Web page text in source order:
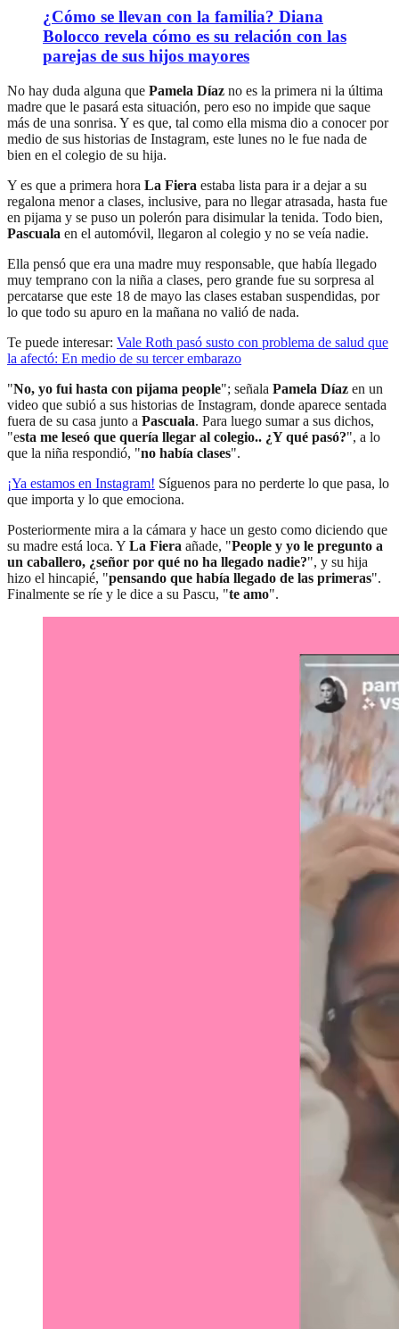
¿Cómo se llevan con la familia? Diana
Bolocco revela cómo es su relación con las
parejas de sus hijos mayores
No hay duda alguna que Pamela Díaz no es la primera ni la última
madre que le pasará esta situación, pero eso no impide que saque
más de una sonrisa. Y es que, tal como ella misma dio a conocer por
medio de sus historias de Instagram, este lunes no le fue nada de
bien en el colegio de su hija.
Y es que a primera hora La Fiera estaba lista para ir a dejar a su
regalona menor a clases, inclusive, para no llegar atrasada, hasta fue
en pijama y se puso un polerón para disimular la tenida. Todo bien,
Pascuala en el automóvil, llegaron al colegio y no se veía nadie.
Ella pensó que era una madre muy responsable, que había llegado
muy temprano con la niña a clases, pero grande fue su sorpresa al
percatarse que este 18 de mayo las clases estaban suspendidas, por
lo que todo su apuro en la mañana no valió de nada.
Te puede interesar: Vale Roth pasó susto con problema de salud que
la afectó: En medio de su tercer embarazo
"No, yo fui hasta con pijama people"; señala Pamela Díaz en un
video que subió a sus historias de Instagram, donde aparece sentada
fuera de su casa junto a Pascuala. Para luego sumar a sus dichos,
"esta me leseó que quería llegar al colegio.. ¿Y qué pasó?", a lo
que la niña respondió, "no había clases".
¡Ya estamos en Instagram! Síguenos para no perderte lo que pasa, lo
que importa y lo que emociona.
Posteriormente mira a la cámara y hace un gesto como diciendo que
su madre está loca. Y La Fiera añade, "People y yo le pregunto a
un caballero, ¿señor por qué no ha llegado nadie?", y su hija
hizo el hincapié, "pensando que había llegado de las primeras".
Finalmente se ríe y le dice a su Pascu, "te amo".